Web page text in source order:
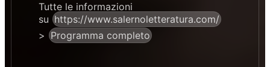
Tutte le informazioni
su https://www.salernoletteratura.com/
> Programma completo